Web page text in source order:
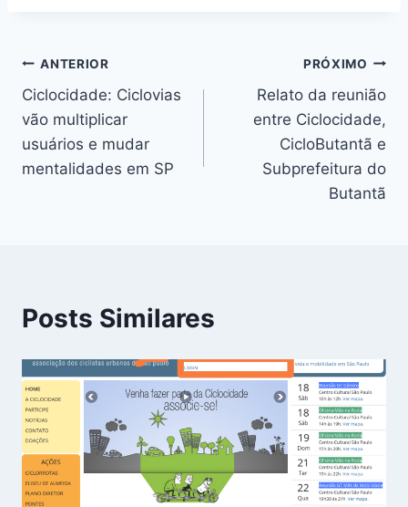
Navegação
de
Post
ANTERIOR
Ciclocidade: Ciclovias
vão multiplicar
usuários e mudar
mentalidades em SP
PRÓXIMO
Relato da reunião
entre Ciclocidade,
CicloButantã e
Subprefeitura do
Butantã
Posts Similares